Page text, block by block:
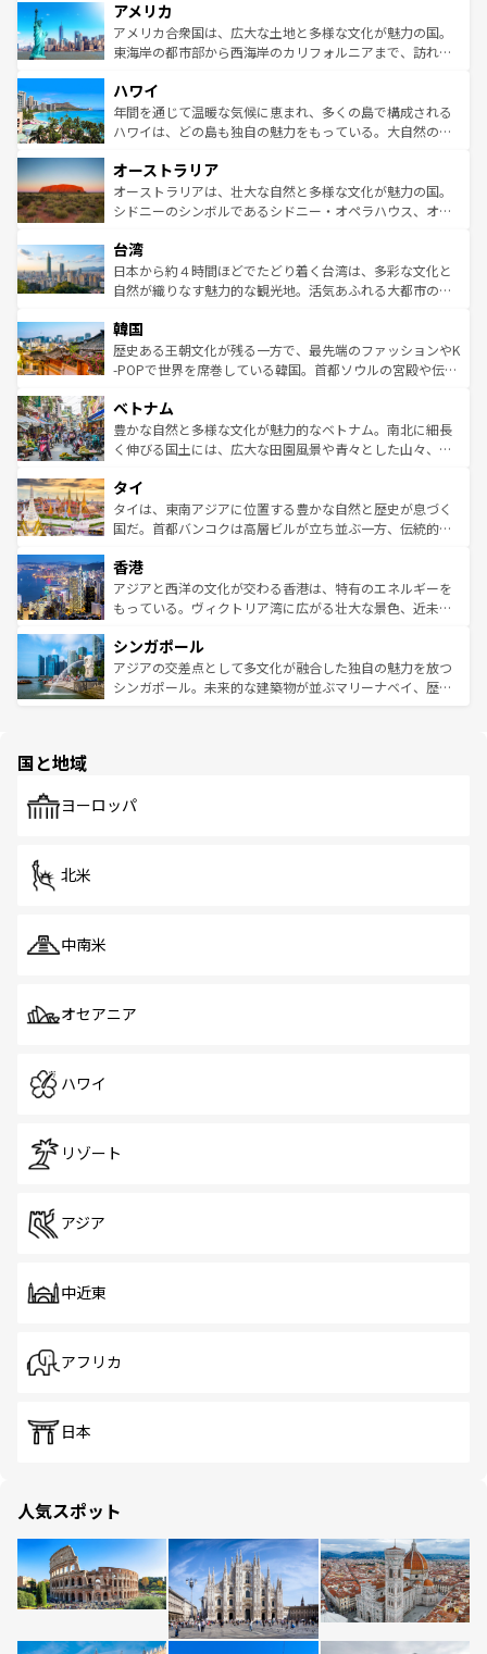
ンツ一覧を参照してほしい。
の建物がそのまま残る町や、スイスならではのユニークな
博物館もあり、アルプス観光だけでなく町歩きも満喫する
ことができる。国民の所得が高いため物価も高いが、旅行
ば市内交通費無料で観光を楽しむこともできる。 なお、新
着のスイス情報はコンテンツ一覧 を参照してほしい。
アメリカ
アメリカ合衆国は、広大な土地と多様な文化が魅力の国。
東海岸の都市部から西海岸のカリフォルニアまで、訪れる
のような巨大都市は、観光、ショッピング、エンターテイ
ンメントが詰まった刺激的なスポットだ。一方、アメリカ
西部には大自然が広がり、グランドキャニオンやイエロー
部のニューオーリンズでは、音楽と美食が融合した独特の
文化が魅力。旅行者はアメリカの各地域で異なる魅力を楽
しみながら、その多様性と豊かな歴史を感じることができ
ならではの贅沢な旅のスタイルだ。 なお、新着のアメリカ
情報はコンテンツ一覧を参照してほしい。
ハワイ
年間を通じて温暖な気候に恵まれ、多くの島で構成される
ハワイは、どの島も独自の魅力をもっている。大自然の神
ワイ島は見逃せない。また、定番の観光地といえばオアフ
島だが、静かな自然を求めるならマウイ島やカウアイ島が
おすすめ。エメラルドグリーンに輝く海をはじめ、豊かな
れるおもてなしの心で訪れる人々を迎えてくれるハワイの
人々、おいしいローカルフードやハワイアンミュージッ
ク、伝統的なフラダンスなど、すべてがハワイの魅力を彩
ワイを、存分に味わってほしい。 なお、新着のハワイ情報
はコンテンツ一覧を参照してほしい。
オーストラリア
オーストラリアは、壮大な自然と多様な文化が魅力の国。
シドニーのシンボルであるシドニー・オペラハウス、オー
リアリーフや大陸中央部にそびえるウルル（エアーズロッ
ク）、タスマニアの美しい原生林やケアンズの熱帯雨林な
ど、見どころがたくさん。また、カフェやワイン、オージ
いる。アクティビティも充実しており、サーフィンやダイ
ビング、ハイキングなど、アウトドア好きにはたまらな
い。オーストラリアの多彩な魅力を存分に味わいつくそ
参照してほしい。
台湾
日本から約４時間ほどでたどり着く台湾は、多彩な文化と
自然が織りなす魅力的な観光地。活気あふれる大都市の台
ン）、静ひつな山岳地帯である台湾東部など、都市の喧騒
と山間の静けさが共存しており、訪れる人に新しい発見と
驚きをもたらしてくれる。また、奥深い台湾の食文化も魅
容にもいいと評判のスイーツなど、バラエティ豊かな料理
が味わえる。 なお、新着の台湾情報は コンテンツ一覧を参
照してほしい。
韓国
歴史ある王朝文化が残る一方で、最先端のファッションやK
-POPで世界を席巻している韓国。首都ソウルの宮殿や伝統
き、地方に足を延ばせば四季折々の自然美を楽しむことが
できる。そして、キムチや焼肉、絶品のストリートフード
まで、さまざまな韓国料理が待っている。夜には、韓国な
リティに包まれながら、韓国の多彩な魅力を心ゆくまで味
わってみてほしい。 なお、新着の韓国情報はコンテンツ一
覧を参照してほしい。
ベトナム
豊かな自然と多様な文化が魅力的なベトナム。南北に細長
く伸びる国土には、広大な田園風景や青々とした山々、世
急速な発展と共に伝統が息づく。ハノイの古い町並みやホ
ーチミン市のフランス統治時代の建物も、独特の雰囲気を
醸し出している。また、バラエティの豊かさとおいしさで
とつ。フォーやバインミー、ベトナムコーヒーなどは、ぜ
ひ現地で味わいたい。どの地域を訪れてもあたたかい人々
が旅行者を迎えてくれるので、きっと忘れられない旅にな
参照してほしい。
タイ
タイは、東南アジアに位置する豊かな自然と歴史が息づく
国だ。首都バンコクは高層ビルが立ち並ぶ一方、伝統的な
の活気が交差している。北部ではチェンマイなどの山岳地
帯で自然と触れ合い、南部ではプーケットやクラビの美し
いビーチでリゾート気分を楽しむことができる。タイ料理
激する。気候は一年中温暖で、どの季節にも異なる楽しみ
が待っている。親しみやすいタイの人々、仏教を中心とし
た文化、そして多様な観光資源が、訪れる旅人を魅了し続
香港
アジアと西洋の文化が交わる香港は、特有のエネルギーを
もっている。ヴィクトリア湾に広がる壮大な景色、近未来
み、どこを訪れても感動するはず。観光スポットが密集し
ており、効率よく見どころを回れるのも魅力。息をのむよ
うな絶景から文化的な体験まで、香港を存分に楽しみ尽く
シンガポール
アジアの交差点として多文化が融合した独自の魅力を放つ
シンガポール。未来的な建築物が並ぶマリーナベイ、歴史
で、ホーカーズは地元の風情を楽しめる外せないスポット
国と地域
ヨーロッパ
北米
中南米
オセアニア
ハワイ
リゾート
アジア
中近東
アフリカ
日本
人気スポット